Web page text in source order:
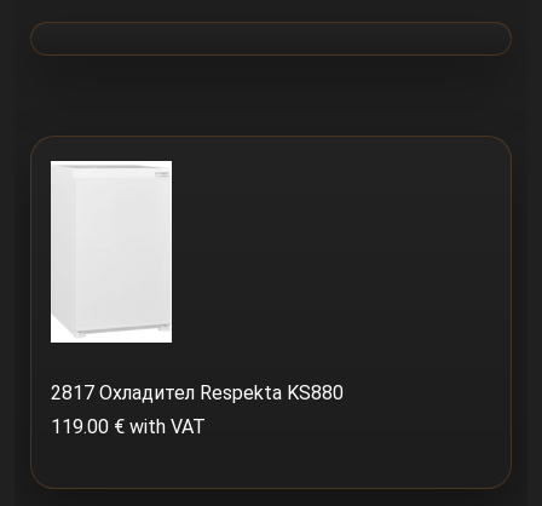
2817 Охладител Respekta KS880
119.00 € with VAT